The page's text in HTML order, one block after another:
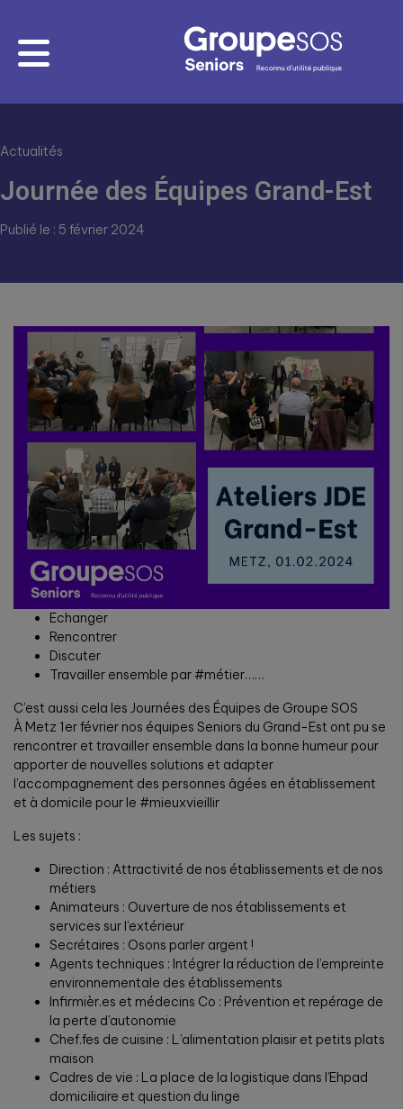
Actualités
Journée des Équipes Grand-Est
Publié le : 5 février 2024
Echanger
Rencontrer
Discuter
Travailler ensemble par #métier……
C’est aussi cela les Journées des Équipes de Groupe SOS
À Metz 1er février nos équipes Seniors du Grand-Est ont pu se
rencontrer et travailler ensemble dans la bonne humeur pour
apporter de nouvelles solutions et adapter
l’accompagnement des personnes âgées en établissement
et à domicile pour le #mieuxvieillir
Les sujets :
Direction : Attractivité de nos établissements et de nos
métiers
Animateurs : Ouverture de nos établissements et
services sur l’extérieur
Secrétaires : Osons parler argent !
Agents techniques : Intégrer la réduction de l’empreinte
environnementale des établissements
Infirmièr.es et médecins Co : Prévention et repérage de
la perte d’autonomie
Chef.fes de cuisine : L’alimentation plaisir et petits plats
maison
Cadres de vie : La place de la logistique dans l’Ehpad
domiciliaire et question du linge